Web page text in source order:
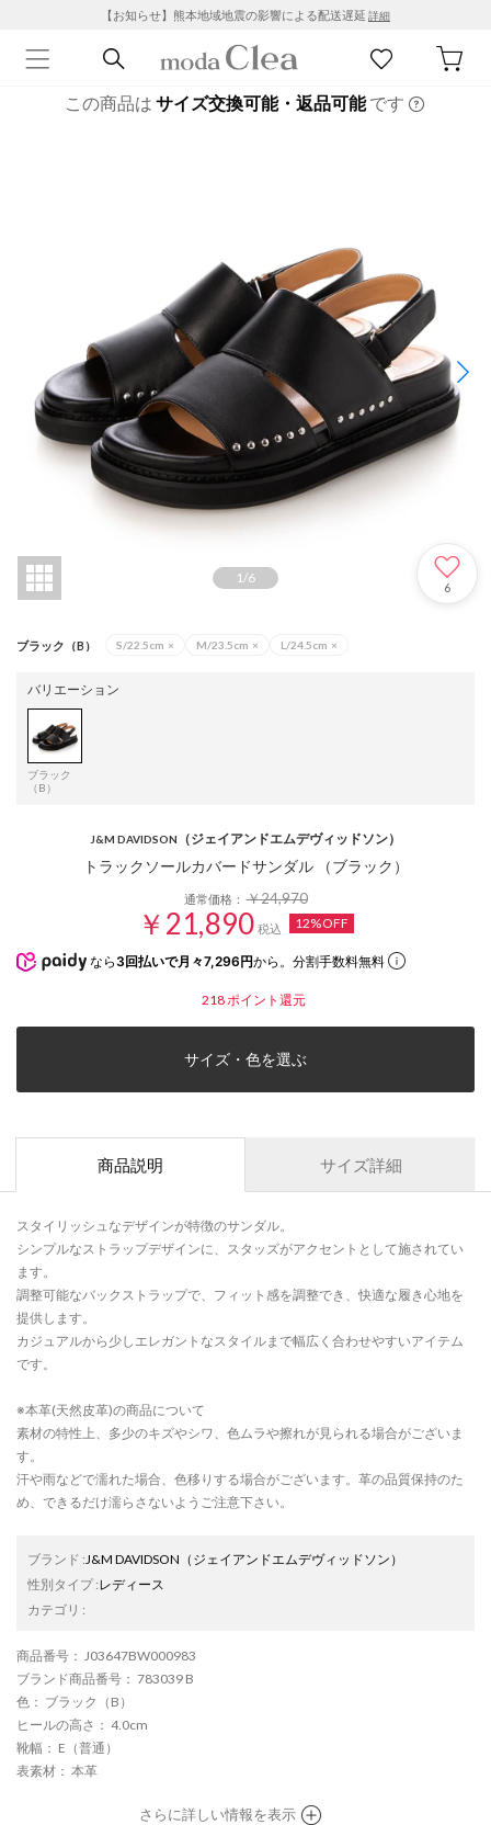
【お知らせ】熊本地域地震の影響による配送遅延 詳細
この商品は サイズ交換可能・返品可能です
1/6
6
ブラック（B） S/22.5cm × M/23.5cm × L/24.5cm ×
バリエーション
ブラック
（B）
J&M DAVIDSON （ジェイアンドエムデヴィッドソン）
トラックソールカバードサンダル （ブラック）
通常価格：￥24,970
￥21,890 税込 12%OFF
なら 3回払いで月々7,296円から。分割手数料無料
218 ポイント還元
サイズ・色を選ぶ
商品説明 サイズ詳細
スタイリッシュなデザインが特徴のサンダル。
シンプルなストラップデザインに、スタッズがアクセントとして施されてい
ます。
調整可能なバックストラップで、フィット感を調整でき、快適な履き心地を
提供します。
カジュアルから少しエレガントなスタイルまで幅広く合わせやすいアイテム
です。
※本革(天然皮革)の商品について
素材の特性上、多少のキズやシワ、色ムラや擦れが見られる場合がございま
す。
汗や雨などで濡れた場合、色移りする場合がございます。革の品質保持のた
め、できるだけ濡らさないようご注意下さい。
ブランド : J&M DAVIDSON （ジェイアンドエムデヴィッドソン）
性別タイプ:レディース
カテゴリ :
商品番号 ： J03647BW000983
ブランド商品番号 ： 783039 B
色 ： ブラック（B）
ヒールの高さ ： 4.0cm
靴幅 ： E（普通）
表素材 ： 本革
さらに詳しい情報を表示